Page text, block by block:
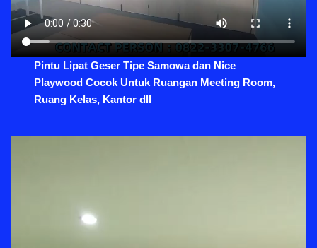
Pintu Lipat Geser Tipe Samowa dan Nice
Playwood Cocok Untuk Ruangan Meeting Room,
Ruang Kelas, Kantor dll